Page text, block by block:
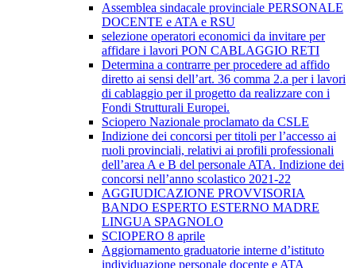
Assemblea sindacale provinciale PERSONALE
DOCENTE e ATA e RSU
selezione operatori economici da invitare per
affidare i lavori PON CABLAGGIO RETI
Determina a contrarre per procedere ad affido
diretto ai sensi dell’art. 36 comma 2.a per i lavori
di cablaggio per il progetto da realizzare con i
Fondi Strutturali Europei.
Sciopero Nazionale proclamato da CSLE
Indizione dei concorsi per titoli per l’accesso ai
ruoli provinciali, relativi ai profili professionali
dell’area A e B del personale ATA. Indizione dei
concorsi nell’anno scolastico 2021-22
AGGIUDICAZIONE PROVVISORIA
BANDO ESPERTO ESTERNO MADRE
LINGUA SPAGNOLO
SCIOPERO 8 aprile
Aggiornamento graduatorie interne d’istituto
individuazione personale docente e ATA